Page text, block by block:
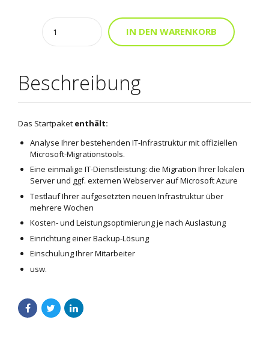
Quantity
IN DEN WARENKORB
Beschreibung
Das Startpaket enthält:
Analyse Ihrer bestehenden IT-Infrastruktur mit offiziellen
Microsoft-Migrationstools.
Eine einmalige IT-Dienstleistung: die Migration Ihrer lokalen
Server und ggf. externen Webserver auf Microsoft Azure
Testlauf Ihrer aufgesetzten neuen Infrastruktur über
mehrere Wochen
Kosten- und Leistungsoptimierung je nach Auslastung
Einrichtung einer Backup-Lösung
Einschulung Ihrer Mitarbeiter
usw.